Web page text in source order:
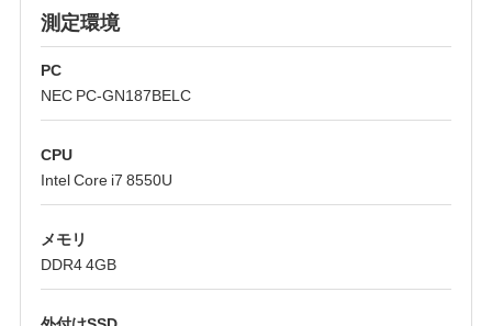
測定環境
PC
NEC PC-GN187BELC
CPU
Intel Core i7 8550U
メモリ
DDR4 4GB